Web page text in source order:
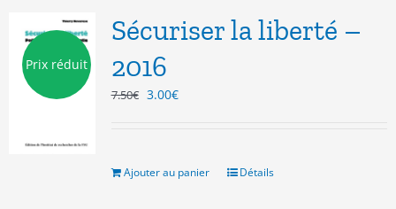
Prix réduit
Sécuriser la liberté –
2016
7.50€ Le
7.50€.
3.00€Le
3.00€.
Ajouter au panier Détails